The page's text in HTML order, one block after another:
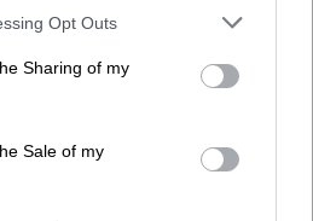
app uses one or more Google
behaviour. You may click to
and its third-party tags to
purposes in below Google
Opt Outs
Sharing of my
Sale of my
των ασθενών με
αντιμετωπίζουν